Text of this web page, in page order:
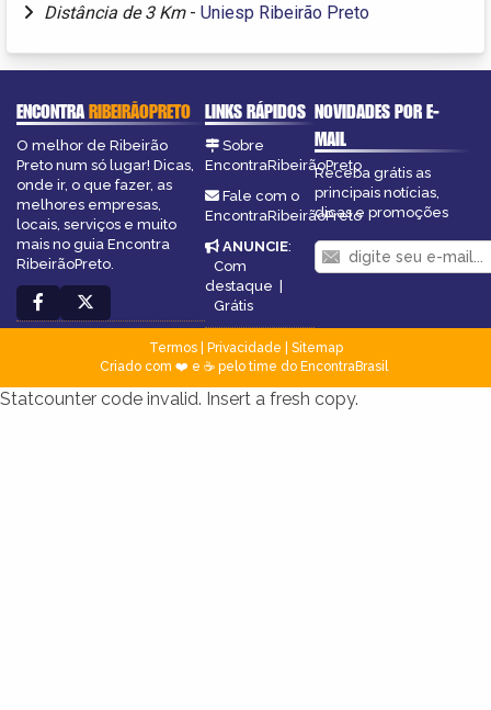
Distância de 3 Km - Uniesp Ribeirão Preto
ENCONTRARIBEIRÃOPRETO
O melhor de Ribeirão
Preto num só lugar! Dicas,
onde ir, o que fazer, as
melhores empresas,
locais, serviços e muito
mais no guia Encontra
RibeirãoPreto.
LINKS RÁPIDOS
Sobre
EncontraRibeirãoPreto
Fale com o
EncontraRibeirãoPreto
ANUNCIE:
Com
destaque |
Grátis
NOVIDADES POR E-
MAIL
Receba grátis as
principais notícias,
dicas e promoções
Termos| Privacidade
Sitemap
Criado com ❤️ e ☕ pelo time do EncontraBrasil
Statcounter code invalid. Insert a fresh copy.